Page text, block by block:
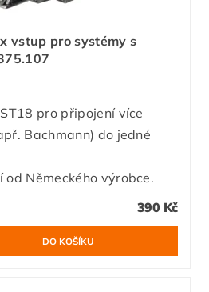
vstup pro systémy s
pro připojení více
Bachmann) do jedné
Německého výrobce.
390 Kč